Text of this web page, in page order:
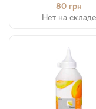
80 грн
Нет на складе